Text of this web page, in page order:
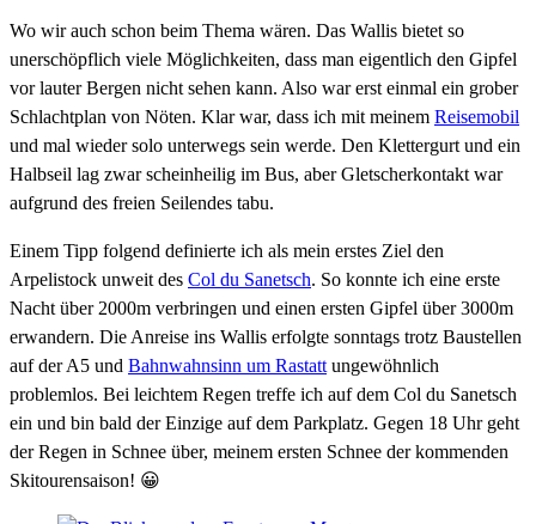
Wo wir auch schon beim Thema wären. Das Wallis bietet so
unerschöpflich viele Möglichkeiten, dass man eigentlich den Gipfel
vor lauter Bergen nicht sehen kann. Also war erst einmal ein grober
Schlachtplan von Nöten. Klar war, dass ich mit meinem Reisemobil
und mal wieder solo unterwegs sein werde. Den Klettergurt und ein
Halbseil lag zwar scheinheilig im Bus, aber Gletscherkontakt war
aufgrund des freien Seilendes tabu.
Einem Tipp folgend definierte ich als mein erstes Ziel den
Arpelistock unweit des Col du Sanetsch. So konnte ich eine erste
Nacht über 2000m verbringen und einen ersten Gipfel über 3000m
erwandern. Die Anreise ins Wallis erfolgte sonntags trotz Baustellen
auf der A5 und Bahnwahnsinn um Rastatt ungewöhnlich
problemlos. Bei leichtem Regen treffe ich auf dem Col du Sanetsch
ein und bin bald der Einzige auf dem Parkplatz. Gegen 18 Uhr geht
der Regen in Schnee über, meinem ersten Schnee der kommenden
Skitourensaison! 😀